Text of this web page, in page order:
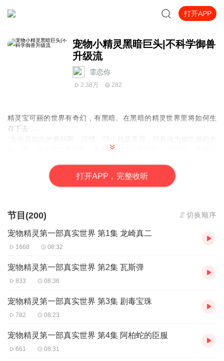
打开APP
宠物小精灵黑暗巨头|不科学御兽
升级流
霏恋你
2.38万 282
精灵宝可丽的世界有奇幻，有黑暗。在黑暗的精灵世界里将如何生
存下去......
运，我，龙崎真二不想死，既然老天爷给了我第二次机会，那我就
强，然后让一切都按照我的意思去做，任何妨碍我以及威胁到我生
命的人和小精灵都要死，不想死就必须永远服从我。”
游戏异界爆笑爽文推荐：主播主页专辑《神道酬何》（阅文集团云
东流著）https://www.ximalaya.com/album/80648971
打开APP，完整收听
节目(200) 切换顺序
宠物精灵第一部真实世界 第1集 龙崎真二
1668 08:32
宠物精灵第一部真实世界 第2集 瓦斯弹
833 08:36
宠物精灵第一部真实世界 第3集 剧毒宝珠
782 08:23
宠物精灵第一部真实世界 第4集 阿柏蛇的臣服
661 08:31